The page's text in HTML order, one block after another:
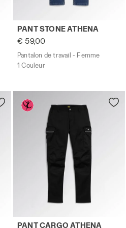
- Femme T-SHIRT MC
Pantalon de travail - Femme
PANT STONE ATHENA
€ 59,00
Pantalon de travail - Femme
1 Couleur
PADDED VEST ATHENA
Pantalon de travail -
PANT CARGO ATHENA